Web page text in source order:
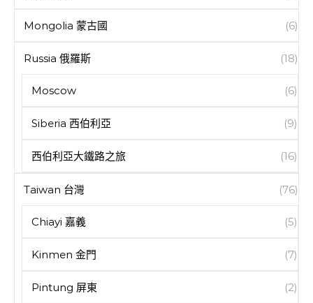
Mongolia 蒙古國 (6)
Russia 俄羅斯 (18)
Moscow (6)
Siberia 西伯利亞 (9)
西伯利亞大鐵路之旅 (16)
Taiwan 台灣 (76)
Chiayi 嘉義 (5)
Kinmen 金門 (7)
Pintung 屏東 (2)